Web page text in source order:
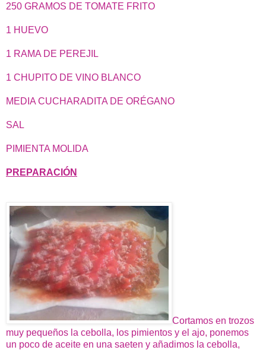
250 GRAMOS DE TOMATE FRITO
1 HUEVO
1 RAMA DE PEREJIL
1 CHUPITO DE VINO BLANCO
MEDIA CUCHARADITA DE ORÉGANO
SAL
PIMIENTA MOLIDA
PREPARACIÓN
Cortamos en trozos
muy pequeños la cebolla, los pimientos y el ajo, ponemos
un poco de aceite en una saeten y añadimos la cebolla,